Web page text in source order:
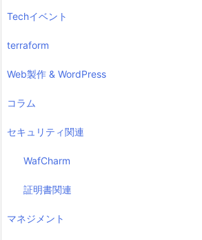
Techイベント
terraform
Web製作 & WordPress
コラム
セキュリティ関連
WafCharm
証明書関連
マネジメント